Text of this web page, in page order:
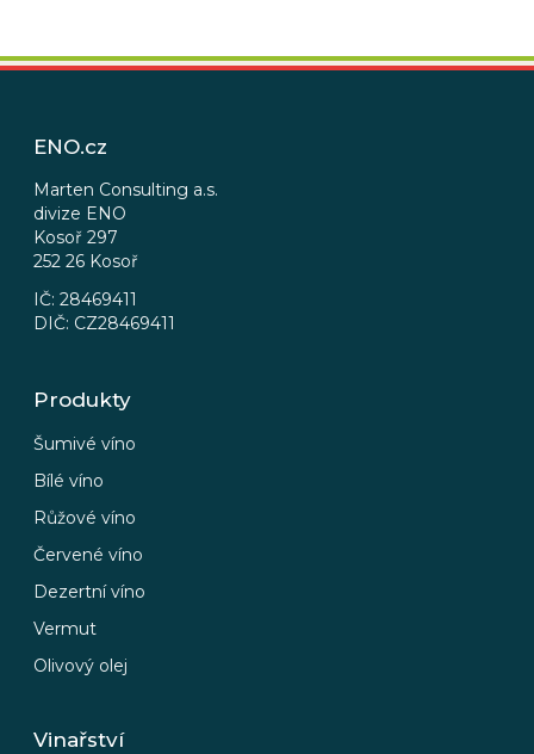
Z
ENO.cz
Marten Consulting a.s.
divize ENO
Kosoř 297
252 26 Kosoř
IČ: 28469411
DIČ: CZ28469411
Produkty
Šumivé víno
Bílé víno
Růžové víno
Červené víno
Dezertní víno
Vermut
Olivový olej
Vinařství